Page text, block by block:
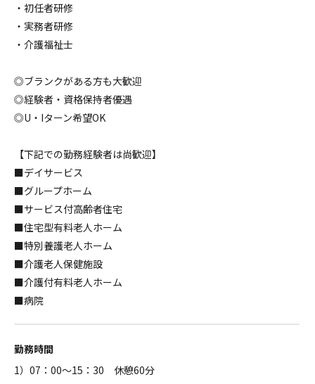
・初任者研修
・実務者研修
・介護福祉士
◎ブランクがある方も大歓迎
◎経験者・資格保持者優遇
◎U・Iターン希望OK
【下記での勤務経験者は尚歓迎】
■デイサービス
■グループホーム
■サービス付高齢者住宅
■住宅型有料老人ホーム
■特別養護老人ホーム
■介護老人保健施設
■介護付有料老人ホーム
■病院
勤務時間
1）07：00～15：30 休憩60分